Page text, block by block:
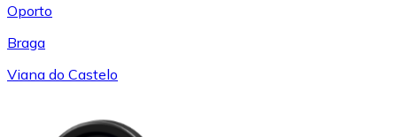
Oporto
Braga
Viana do Castelo